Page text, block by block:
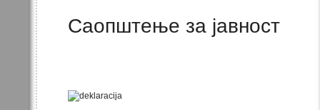
Саопштење за јавност